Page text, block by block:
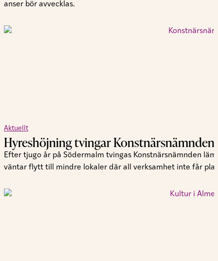
anser bör avvecklas.
Aktuellt
Hyreshöjning tvingar
Efter tjugo år på Södermalm tvingas Konstnärsnämnden
väntar flytt till mindre lokaler där all verksamhet inte får